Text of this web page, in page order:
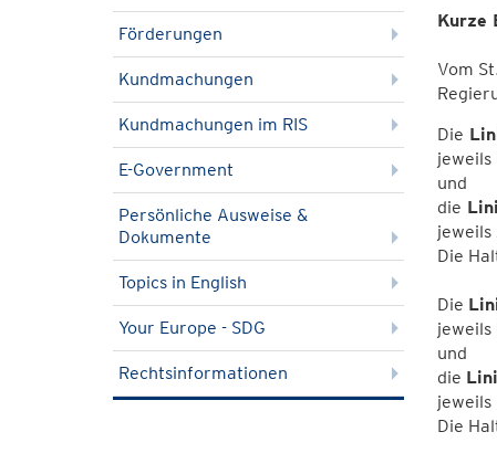
Förderungen
Kundmachungen
Kundmachungen im RIS
E-Government
Persönliche Ausweise &
Dokumente
Topics in English
Your Europe - SDG
Rechtsinformationen
Kurze
Vom
Die
und
die
Die
Die
und
die
Die